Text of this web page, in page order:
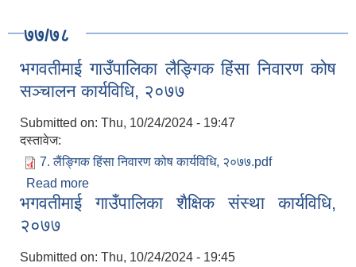
७७/७८
भगवतीमाई गाउँपालिका लैङ्गिक हिंसा निवारण कोष
सञ्चालन कार्यविधि, २०७७
Submitted on: Thu, 10/24/2024 - 19:47
दस्तावेज:
7. लैंङ्गिक हिंसा निवारण कोष कार्यविधि, २०७७.pdf
Read more
सञ्चालन कार्यविधि, २०७७
भगवतीमाई गाउँपालिका शैक्षिक संस्था कार्यविधि,
२०७७
Submitted on: Thu, 10/24/2024 - 19:45